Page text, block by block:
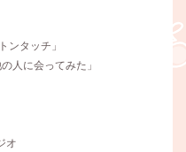
ンタッチ」
人に会ってみた」
オ